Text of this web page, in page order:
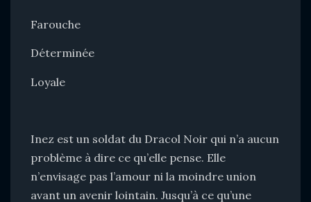
Farouche
Déterminée
Loyale
Inez est un soldat du Dracol Noir qui n’a aucun
problème à dire ce qu’elle pense. Elle
n’envisage pas l’amour ni la moindre union
avant un avenir lointain. Jusqu’à ce qu’une